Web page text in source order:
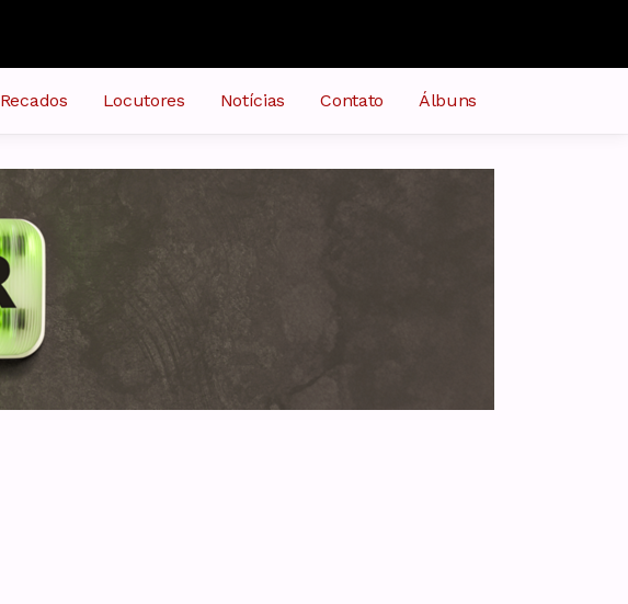
Recados Locutores Notícias Contato Álbuns